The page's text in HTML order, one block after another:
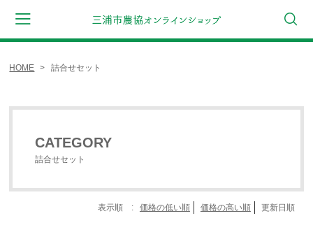
CATEGORY
ギフト
HOME 詰合せセット
CATEGORY
詰合せセット
表示順 : 価格の低い順 価格の高い順 更新日順